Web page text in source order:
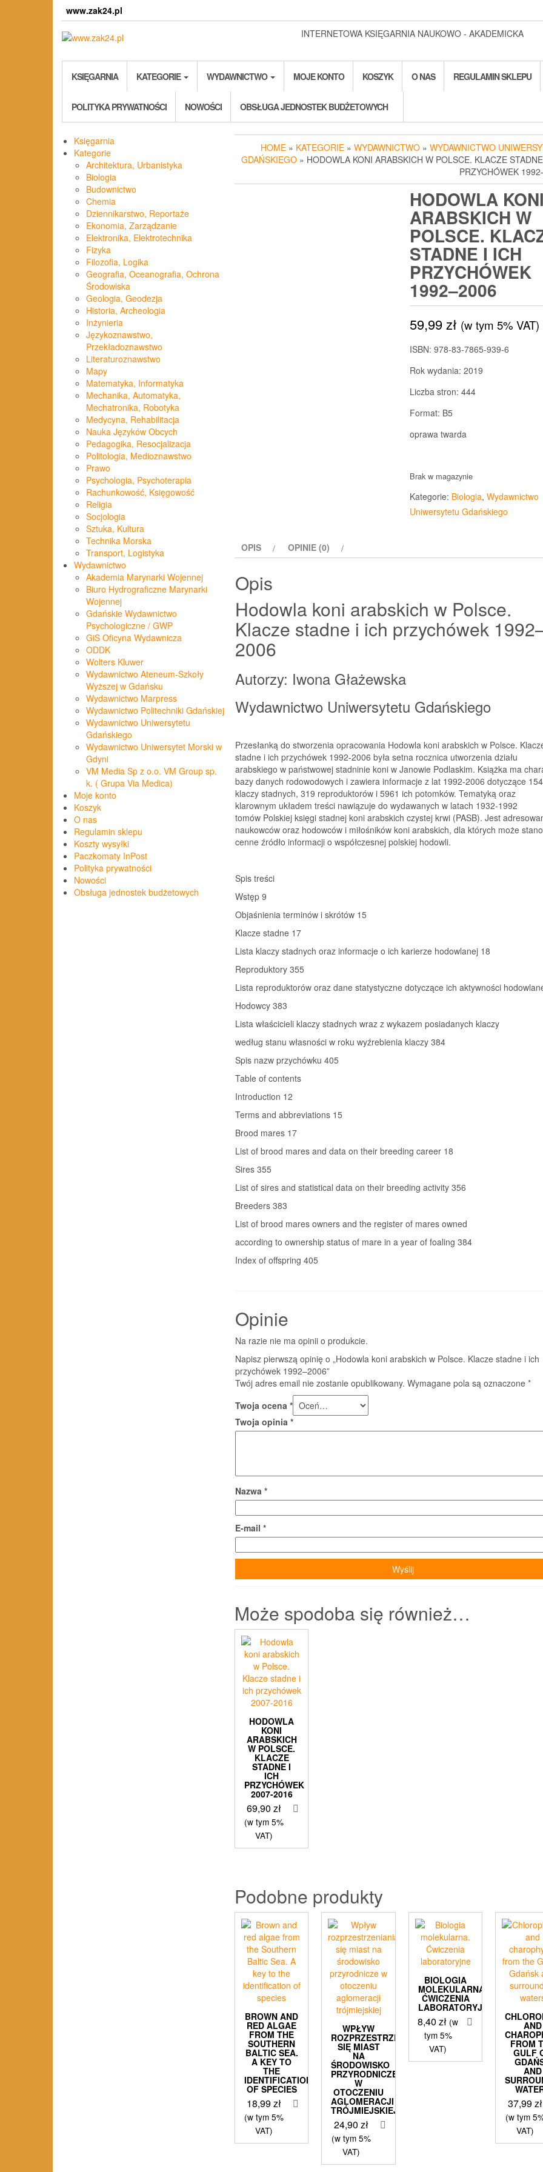
www.zak24.pl
INTERNETOWA KSIĘGARNIA NAUKOWO - AKADEMICKA
KSIĘGARNIA KATEGORIE WYDAWNICTWO MOJE KONTO KOSZYK O NAS REGULAMIN SKLEPU
POLITYKA PRYWATNOŚCI NOWOŚCI OBSŁUGA JEDNOSTEK BUDŻETOWYCH
Księgarnia
Kategorie
Architektura, Urbanistyka
Biologia
Budownictwo
Chemia
Dziennikarstwo, Reportaże
Ekonomia, Zarządzanie
Elektronika, Elektrotechnika
Fizyka
Filozofia, Logika
Geografia, Oceanografia, Ochrona
Środowiska
Geologia, Geodezja
Historia, Archeologia
Inżynieria
Językoznawstwo,
Przekładoznawstwo
Literaturoznawstwo
Mapy
Matematyka, Informatyka
Mechanika, Automatyka,
Mechatronika, Robotyka
Medycyna, Rehabilitacja
Nauka Języków Obcych
Pedagogika, Resocjalizacja
Politologia, Medioznawstwo
Prawo
Psychologia, Psychoterapia
Rachunkowość, Księgowość
Religia
Socjologia
Sztuka, Kultura
Technika Morska
Transport, Logistyka
Wydawnictwo
Akademia Marynarki Wojennej
Biuro Hydrograficzne Marynarki
Wojennej
Gdańskie Wydawnictwo
Psychologiczne / GWP
GiS Oficyna Wydawnicza
ODDK
Wolters Kluwer
Wydawnictwo Ateneum-Szkoły
Wyższej w Gdańsku
Wydawnictwo Marpress
Wydawnictwo Politechniki Gdańskiej
Wydawnictwo Uniwersytetu
Gdańskiego
Wydawnictwo Uniwersytet Morski w
Gdyni
VM Media Sp z o.o. VM Group sp.
k. ( Grupa Via Medica)
Moje konto
Koszyk
O nas
Regulamin sklepu
Koszty wysyłki
Paczkomaty InPost
Polityka prywatności
Nowości
Obsługa jednostek budżetowych
HOME » KATEGORIE » WYDAWNICTWO » WYDAWNICTWO
GDAŃSKIEGO » HODOWLA KONI ARABSKICH W POLSCE. KLACZE
PRZYCHÓWEK
HODOWLA KONI
ARABSKICH W
POLSCE.
STADNE I ICH
PRZYCHÓWEK
1992–2006
59,99zł (w tym 5% VAT)
ISBN: 978-83-7865-939-6
Rok wydania: 2019
Liczba stron: 444
Format: B5
oprawa twarda
Brak w magazynie
Kategorie: Biologia, Wydawnictwo
Uniwersytetu Gdańskiego
OPIS OPINIE (0)
Opis
Hodowla koni arabskich w Polsce.
Klacze stadne i ich przychówek
2006
Autorzy: Iwona Głażewska
Wydawnictwo Uniwersytetu Gdańskiego
Przesłanką do stworzenia opracowania Hodowla koni arabskich w Polsce.
stadne i ich przychówek 1992-2006 była setna rocznica utworzenia działu
arabskiego w państwowej stadninie koni w Janowie Podlaskim. Książka ma
bazy danych rodowodowych i zawiera informacje z lat 1992-2006 dotyczące
klaczy stadnych, 319 reproduktorów i 5961 ich potomków. Tematyką oraz
klarownym układem treści nawiązuje do wydawanych w latach 1932-1992
tomów Polskiej księgi stadnej koni arabskich czystej krwi (PASB). Jest
naukowców oraz hodowców i miłośników koni arabskich, dla których może
cenne źródło informacji o współczesnej polskiej hodowli.
Spis treści
Wstęp 9
Objaśnienia terminów i skrótów 15
Klacze stadne 17
Lista klaczy stadnych oraz informacje o ich karierze hodowlanej 18
Reproduktory 355
Lista reproduktorów oraz dane statystyczne dotyczące ich aktywności
Hodowcy 383
Lista właścicieli klaczy stadnych wraz z wykazem posiadanych klaczy
według stanu własności w roku wyźrebienia klaczy 384
Spis nazw przychówku 405
Table of contents
Introduction 12
Terms and abbreviations 15
Brood mares 17
List of brood mares and data on their breeding career 18
Sires 355
List of sires and statistical data on their breeding activity 356
Breeders 383
List of brood mares owners and the register of mares owned
according to ownership status of mare in a year of foaling 384
Index of offspring 405
Opinie
Na razie nie ma opinii o produkcie.
Napisz pierwszą opinię o „Hodowla koni arabskich w Polsce. Klacze stadne i ich
przychówek 1992–2006”
Twój adres email nie zostanie opublikowany. Wymagane pola są oznaczone *
Twoja ocena *
Twoja opinia *
Nazwa *
E-mail *
Może spodoba się również…
HODOWLA
KONI
ARABSKICH
W POLSCE.
KLACZE
STADNE I
ICH
PRZYCHÓWEK
2007-2016
69,90zł
(w tym 5%
VAT)
Podobne produkty
BROWN AND
RED ALGAE
FROM THE
SOUTHERN
BALTIC SEA.
A KEY TO
THE
IDENTIFICATION
OF SPECIES
18,99zł
(w tym 5%
VAT)
WPŁYW
ROZPRZESTRZENIANIA
SIĘ MIAST
NA
ŚRODOWISKO
PRZYRODNICZE
W
OTOCZENIU
AGLOMERACJI
TRÓJMIEJSKIEJ
24,90 zł
(w tym 5%
VAT)
BIOLOGIA
MOLEKULARNA.
ĆWICZENIA
LABORATORYJNE
8,40zł (w
tym 5%
VAT)
AND
FROM
GULF
AND
37,99zł
(w tym
VAT)